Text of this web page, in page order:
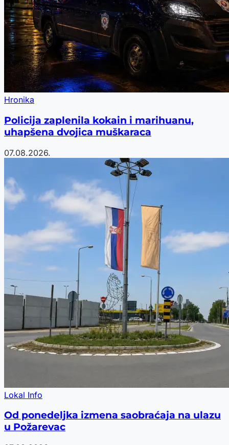
Hronika
Policija zaplenila kokain i marihuanu,
uhapšena dvojica muškaraca
07.08.2026.
Lokal Info
Od ponedeljka izmena saobraćaja na ulazu
u Požarevac